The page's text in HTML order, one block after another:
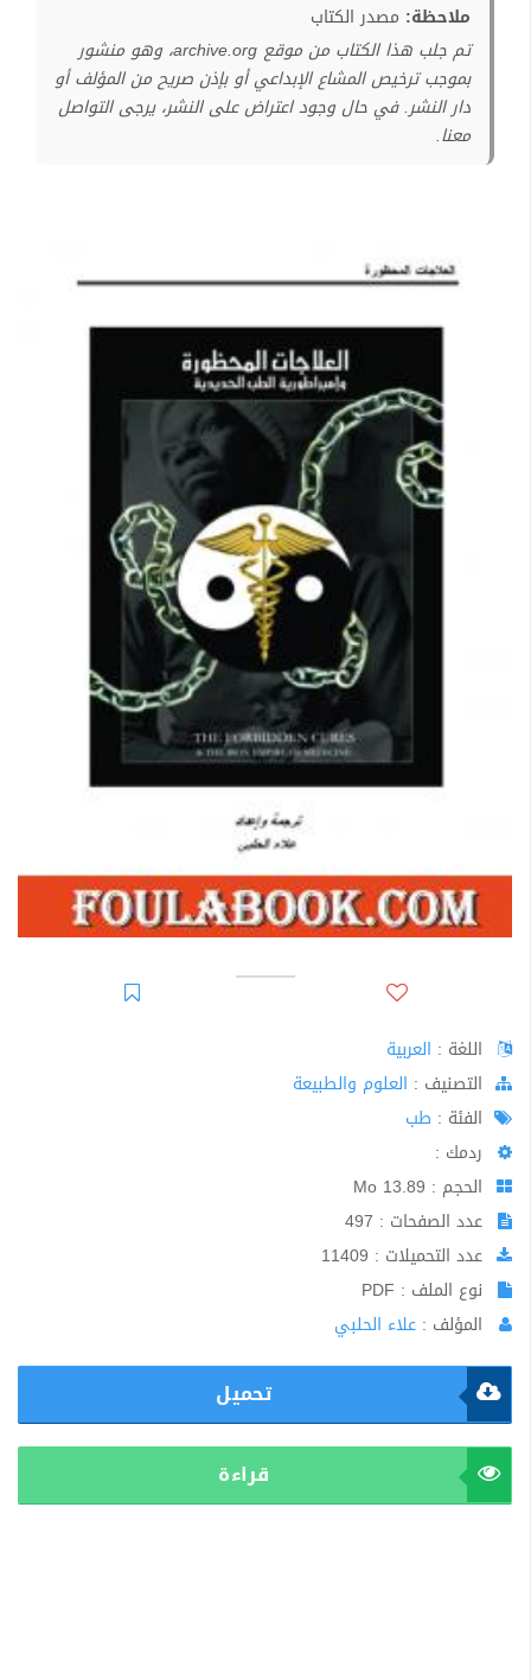
ملاحظة: مصدر الكتاب
تم جلب هذا الكتاب من موقع archive.org، وهو منشور
بموجب ترخيص المشاع الإبداعي أو بإذن صريح من المؤلف أو
دار النشر. في حال وجود اعتراض على النشر، يرجى التواصل
معنا.
اللغة : العربية
اﻟﺘﺼﻨﻴﻒ : العلوم والطبيعة
الفئة : طب
ردمك :
الحجم : 13.89 Mo
عدد الصفحات : 497
عدد التحميلات : 11409
نوع الملف : PDF
المؤلف : علاء الحلبي
تحميل
قراءة